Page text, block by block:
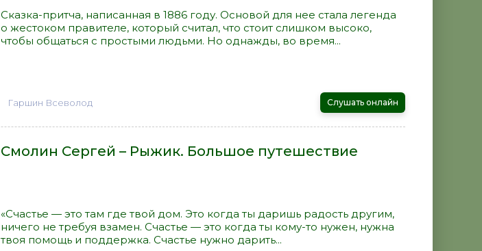
Сказка-притча, написанная в 1886 году. Основой для нее стала легенда
о жестоком правителе, который считал, что стоит слишком высоко,
чтобы общаться с простыми людьми. Но однажды, во время...
Гаршин Всеволод Слушать онлайн
Смолин Сергей – Рыжик. Большое путешествие
«Счастье — это там где твой дом. Это когда ты даришь радость другим,
ничего не требуя взамен. Счастье — это когда ты кому-то нужен, нужна
твоя помощь и поддержка. Счастье нужно дарить...